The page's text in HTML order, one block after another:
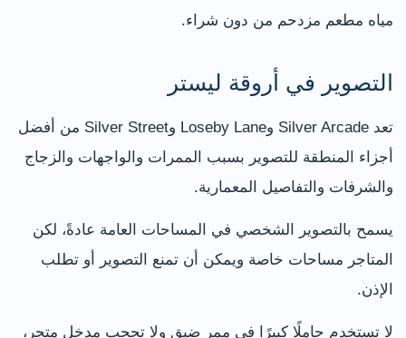
مياه مطعم مزدحم من دون شراء.
التصوير في أروقة ليستر
تعد Silver Arcade وLoseby Lane وSilver Street من أفضل
أجزاء المنطقة للتصوير بسبب الممرات والواجهات والزجاج
والشرفات والتفاصيل المعمارية.
يسمح بالتصوير الشخصي في المساحات العامة عادةً، لكن
المتاجر مساحات خاصة ويمكن أن تمنع التصوير أو تطلب
الإذن.
لا تستخدم حاملًا كبيرًا في ممر ضيق ولا تحجب مدخل متجر،